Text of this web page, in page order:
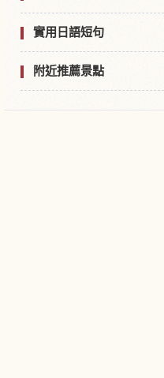
實用日語短句
附近推薦景點